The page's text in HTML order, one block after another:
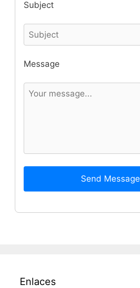
Subject
Message
Send Message
Enlaces